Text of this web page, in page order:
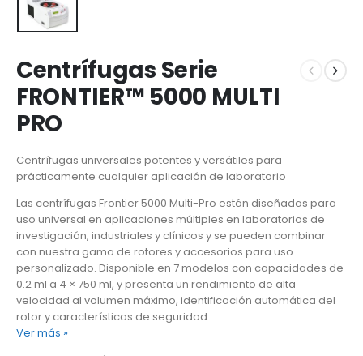
Centrífugas Serie
FRONTIER™ 5000 MULTI
PRO
Centrífugas universales potentes y versátiles para
prácticamente cualquier aplicación de laboratorio
Las centrífugas Frontier 5000 Multi-Pro están diseñadas para
uso universal en aplicaciones múltiples en laboratorios de
investigación, industriales y clínicos y se pueden combinar
con nuestra gama de rotores y accesorios para uso
personalizado. Disponible en 7 modelos con capacidades de
0.2 ml a 4 × 750 ml, y presenta un rendimiento de alta
velocidad al volumen máximo, identificación automática del
rotor y características de seguridad.
Ver más »